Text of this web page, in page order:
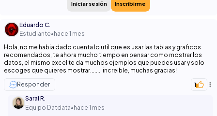
Iniciar sesión Inscribirme
Eduardo C.
Estudiante•hace 1 mes
Hola, no me habia dado cuenta lo util que es usar las tablas y graficos
recomendados, te ahora mucho tiempo en pensar como mostrar los
datos, el mismo excel te da muchos ejemplos que puedes usar y solo
escoges que quieres mostrar........ increible, muchas gracias!
Responder
1
Sarai R.
Equipo Datdata•hace 1 mes